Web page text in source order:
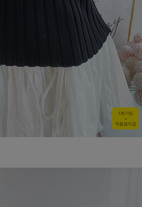
1초가입
+
적립금지급